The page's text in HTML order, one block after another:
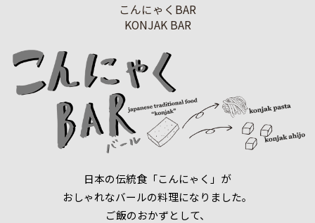
こんにゃくBAR
KONJAK BAR
日本の伝統食「こんにゃく」が
おしゃれなバールの料理になりました。
ご飯のおかずとして、